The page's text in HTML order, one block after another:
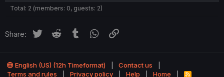
Total: 2 (members: 0, guests: 2)
Share: Twitter Reddit Tumblr WhatsApp
English (US) (12h Timeformat)
Contact us
Terms and rules
Privacy policy Help Home R